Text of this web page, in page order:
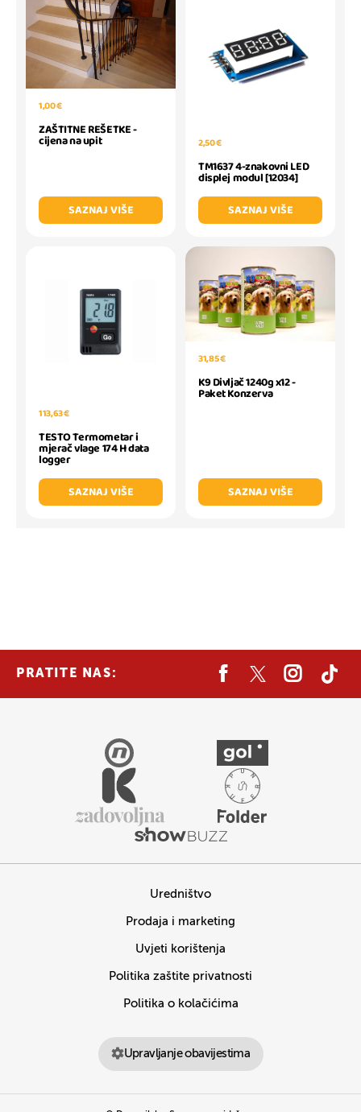
1,00 €
ZAŠTITNE REŠETKE -
cijena na upit
SAZNAJ VIŠE
2,50 €
TM1637 4-znakovni LED
displej modul [12034]
SAZNAJ VIŠE
113,63 €
TESTO Termometar i
mjerač vlage 174 H data
logger
SAZNAJ VIŠE
31,85 €
K9 Divljač 1240g x12 -
Paket Konzerva
SAZNAJ VIŠE
PRATITE NAS:
Uredništvo
Prodaja i marketing
Uvjeti korištenja
Politika zaštite privatnosti
Politika o kolačićima
Upravljanje obavijestima